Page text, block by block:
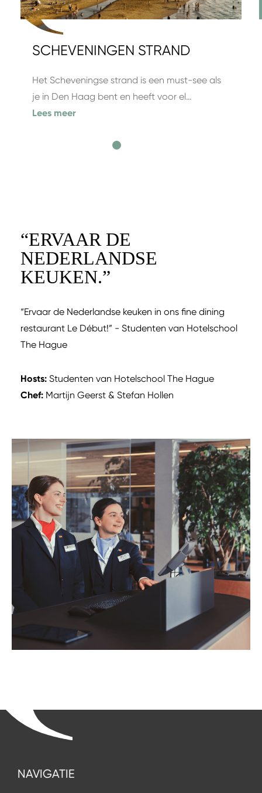
SCHEVENINGEN STRAND
Het Scheveningse strand is een must-see als
je in Den Haag bent en heeft voor el…
Lees meer
“ERVAAR DE
NEDERLANDSE
KEUKEN.”
“Ervaar de Nederlandse keuken in ons fine dining
restaurant Le Début!” - Studenten van Hotelschool
The Hague
Hosts: Studenten van Hotelschool The Hague
Chef: Martijn Geerst & Stefan Hollen
NAVIGATIE